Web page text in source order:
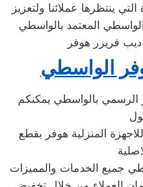
ينتظرها عملائنا ولتعزيز
فريزر هوفر
الواسطي
بالواسطي يمكنكم
المنزلية هوفر بقطع
جميع الخدمات والمميزات